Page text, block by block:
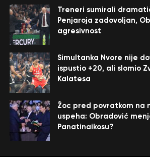
Treneri sumirali
Penjaroja zadovoljan,
agresivnost
Simultanka Nvore nije
ispustio +20, ali slomio
Kalatesa
Žoc pred povratkom na
uspeha: Obradović
Panatinaikosu?